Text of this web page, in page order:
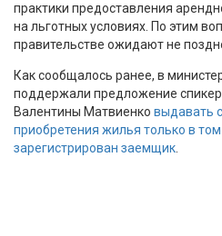
практики предоставления
на льготных условиях. По этим
правительстве ожидают не
Как сообщалось ранее, в
поддержали предложение
Валентины Матвиенко выдавать
приобретения жилья только в том
зарегистрирован заемщик